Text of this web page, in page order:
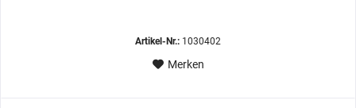
Artikel-Nr.: 1030402
Merken